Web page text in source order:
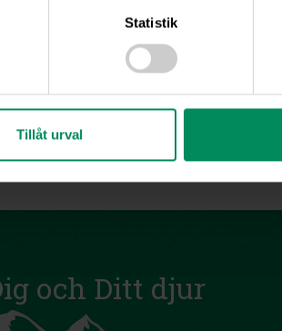
Statistik
Tillåt urval
och Ditt djur